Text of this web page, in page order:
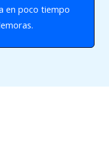
en poco tiempo